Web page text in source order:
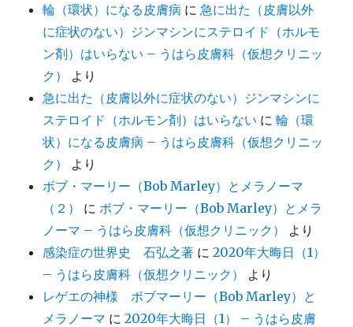
輪（環状）になる皮膚病 に 急に出た（皮膚以外
に症状のない）ジンマシンにステロイド（ホルモ
ン剤）はいらない – うはら皮膚科（仮想クリニッ
ク）
より
急に出た（皮膚以外に症状のない）ジンマシンに
ステロイド（ホルモン剤）はいらない に輪（環
状）になる皮膚病 – うはら皮膚科（仮想クリニッ
ク）
より
ボブ・マーリー（Bob Marley）とメラノーマ
（２）
に ボブ・マーリー（Bob Marley）とメラ
ノーマ – うはら皮膚科（仮想クリニック）
より
感染症の世界史 石弘之著 に2020年大晦日（1）
– うはら皮膚科（仮想クリニック）
より
レゲエの神様 ボブマーリー（Bob Marley）と
メラノーマ に2020年大晦日（1） – うはら皮膚